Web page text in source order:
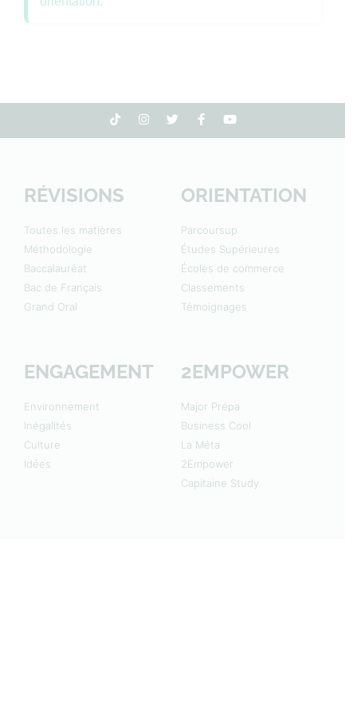
RÉVISIONS
Toutes les matières
Méthodologie
Baccalauréat
Bac de Français
Grand Oral
ORIENTATION
Parcoursup
Études Supérieures
Écoles de commerce
Classements
Témoignages
ENGAGEMENT
Environnement
Inégalités
Culture
Idées
2EMPOWER
Major Prépa
Business Cool
La Méta
2Empower
Capitaine Study